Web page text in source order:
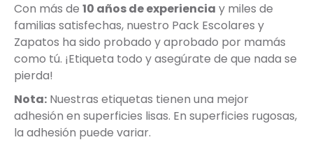
Con más de 10 años de experiencia y miles de
familias satisfechas, nuestro Pack Escolares y
Zapatos ha sido probado y aprobado por mamás
como tú. ¡Etiqueta todo y asegúrate de que nada se
pierda!
Nota: Nuestras etiquetas tienen una mejor
adhesión en superficies lisas. En superficies rugosas,
la adhesión puede variar.